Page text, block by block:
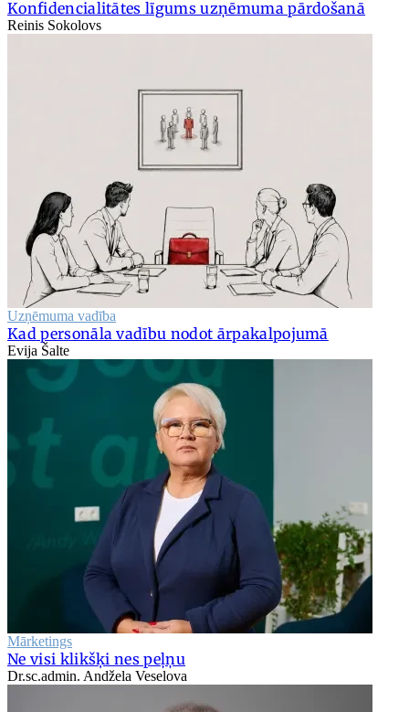
Konfidencialitātes līgums uzņēmuma pārdošanā
Reinis Sokolovs
Uzņēmuma vadība
Kad personāla vadību nodot ārpakalpojumā
Evija Šalte
Mārketings
Ne visi klikšķi nes peļņu
Dr.sc.admin. Andžela Veselova